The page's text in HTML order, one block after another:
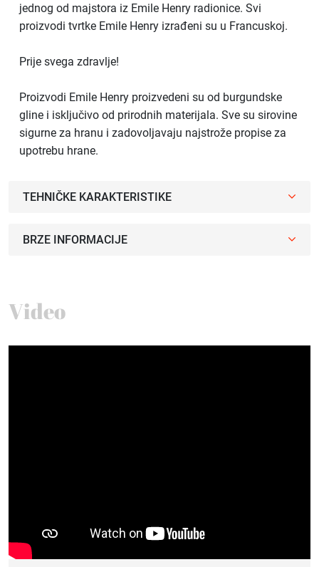
jednog od majstora iz Emile Henry radionice. Svi
proizvodi tvrtke Emile Henry izrađeni su u Francuskoj.
Prije svega zdravlje!
Proizvodi Emile Henry proizvedeni su od burgundske
gline i isključivo od prirodnih materijala. Sve su sirovine
sigurne za hranu i zadovoljavaju najstrože propise za
upotrebu hrane.
TEHNIČKE KARAKTERISTIKE
BRZE INFORMACIJE
Video